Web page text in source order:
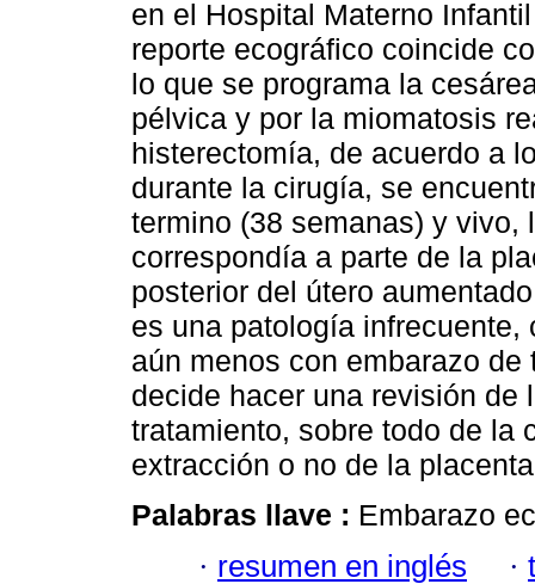
en el Hospital Materno
reporte ecográfico coincide
lo que se programa la
pélvica y por la miomatosis
histerectomía, de acuerdo a
durante la cirugía, se
termino (38 semanas) y vivo,
correspondía a parte de la
posterior del útero
es una patología
aún menos con embarazo
decide hacer una revisión
tratamiento, sobre todo de la
extracción o no de la
Palabras llave : Embarazo
· resumen en inglés ·